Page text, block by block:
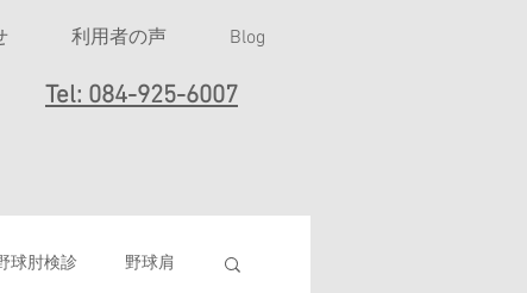
利用者の声 Blog
Tel: 084-925-6007
球肘検診 野球肩